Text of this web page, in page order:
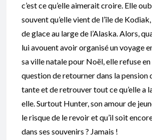
c’est ce qu’elle aimerait croire. Elle
souvent qu’elle vient de l’île de
de glace au large de l’Alaska. Alors,
lui avouent avoir organisé un voyage
sa ville natale pour Noël, elle refuse
question de retourner dans la pension
tante et de retrouver tout ce qu’elle a
elle. Surtout Hunter, son amour de
le risque de le revoir et qu’il soit
dans ses souvenirs ? Jamais !